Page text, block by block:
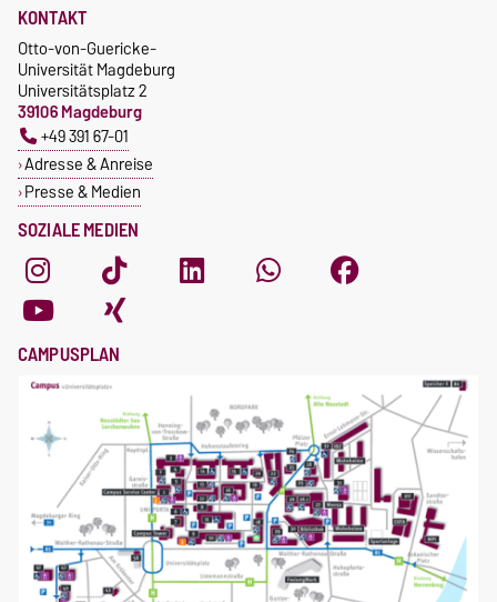
SOZIALE MEDIEN
KONTAKT
Otto-von-Guericke-
Universität Magdeburg
Universitätsplatz 2
39106 Magdeburg
+49 391 67-01
Adresse & Anreise
Presse & Medien
CAMPUSPLAN